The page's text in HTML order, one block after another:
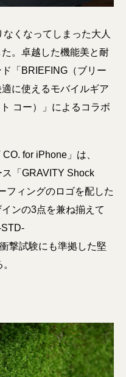
くなってしまった大人
。卓越した機能美と耐
「BRIEFING（ブリー
に使えるモバイルギア
コー）」によるコラボ
for iPhone」は、
「GRAVITY Shock
フィングのロゴを配した
ンの3点を兼ね揃えて
撃試験にも準拠した堅